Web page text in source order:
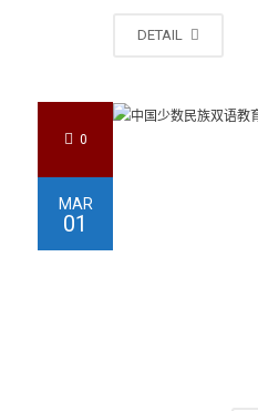
DETAIL
0
MAR
01